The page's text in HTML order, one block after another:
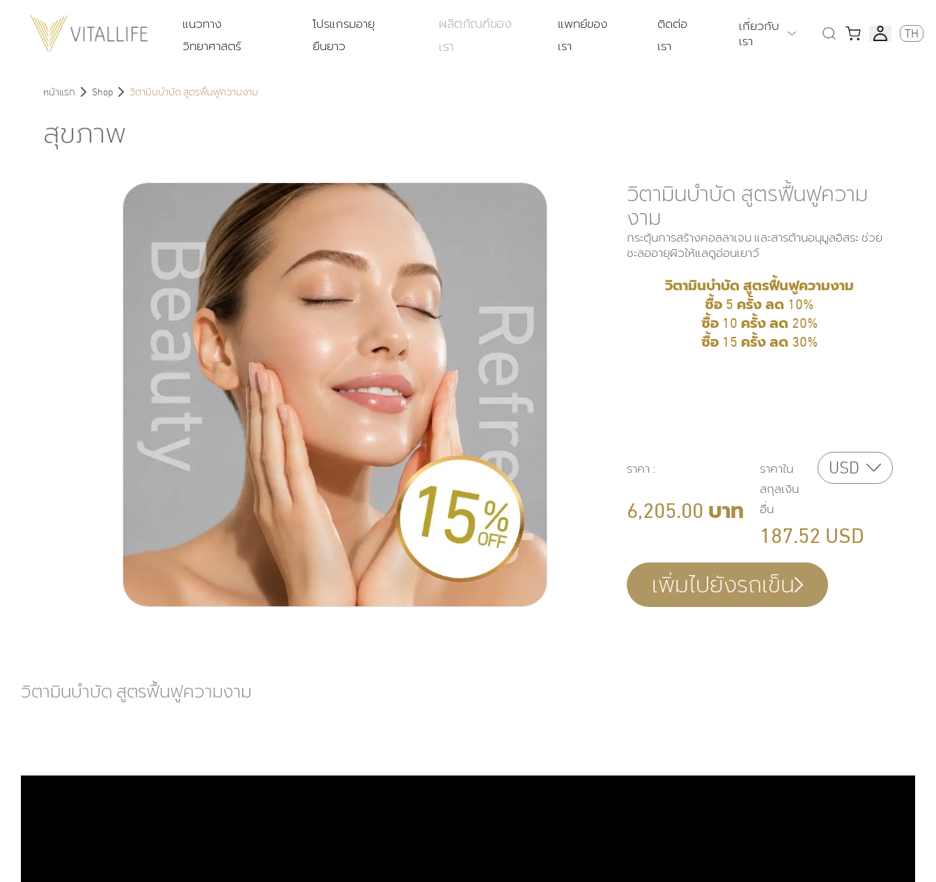
แนวทาง
วิทยาศาสตร์
โปรแกรมอายุ
ยืนยาว
ผลิตภัณฑ์ของ
เรา
แพทย์ของ
เรา
ติดต่อ
เรา
เกี่ยวกับ
เรา
TH
หน้าแรก Shop วิตามินบำบัด สูตรฟื้นฟูความงาม
สุขภาพ
วิตามินบำบัด สูตรฟื้นฟูความ
งาม
กระตุ้นการสร้างคอลลาเจน และสารต้านอนุมูลอิสระ ช่วย
ชะลออายุผิวให้แลดูอ่อนเยาว์
วิตามินบำบัด สูตรฟื้นฟูความงาม
ซื้อ 5 ครั้ง ลด 10%
ซื้อ 10 ครั้ง ลด 20%​
ซื้อ 15 ครั้ง ลด 30%
ราคา :
6,205.00 บาท
ราคาใน
สกุลเงิน
อื่น
USD
187.52 USD
เพิ่มไปยังรถเข็น
วิตามินบำบัด สูตรฟื้นฟูความงาม